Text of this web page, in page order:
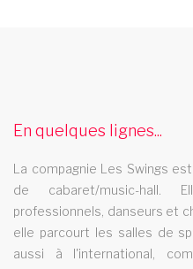
cabaret landes
Le cabaret Les Swings se
landes
comedie musicale
La revue cabaret Les Swings
En quelques lignes...
La compagnie Les Swings
de cabaret/music-hall.
professionnels, danseurs et
elle parcourt les salles de
aussi à l'international,